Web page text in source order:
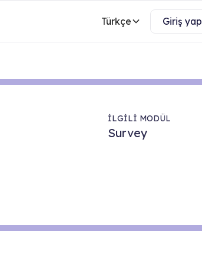
Türkçe Giriş yap
İLGİLİ MODÜL
Survey